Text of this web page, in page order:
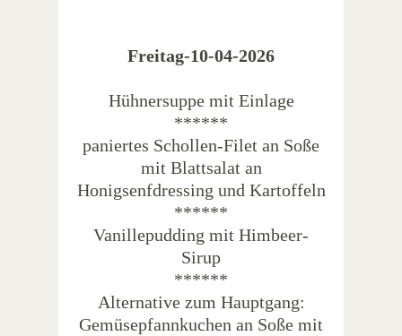
Freitag-10-04-2026
Hühnersuppe mit Einlage
******
paniertes Schollen-Filet an Soße
mit Blattsalat an
Honigsenfdressing und Kartoffeln
******
Vanillepudding mit Himbeer-
Sirup
******
Alternative zum Hauptgang:
Gemüsepfannkuchen an Soße mit